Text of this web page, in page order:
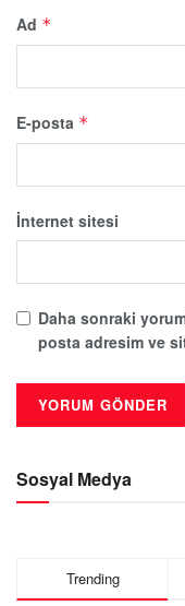
Ad *
E-posta *
İnternet sitesi
Daha sonraki
posta adresim ve
Sosyal Medya
Trending